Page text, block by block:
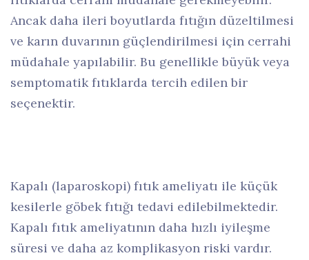
Ancak daha ileri boyutlarda fıtığın düzeltilmesi
ve karın duvarının güçlendirilmesi için cerrahi
müdahale yapılabilir. Bu genellikle büyük veya
semptomatik fıtıklarda tercih edilen bir
seçenektir.
Kapalı (laparoskopi) fıtık ameliyatı ile küçük
kesilerle göbek fıtığı tedavi edilebilmektedir.
Kapalı fıtık ameliyatının daha hızlı iyileşme
süresi ve daha az komplikasyon riski vardır.